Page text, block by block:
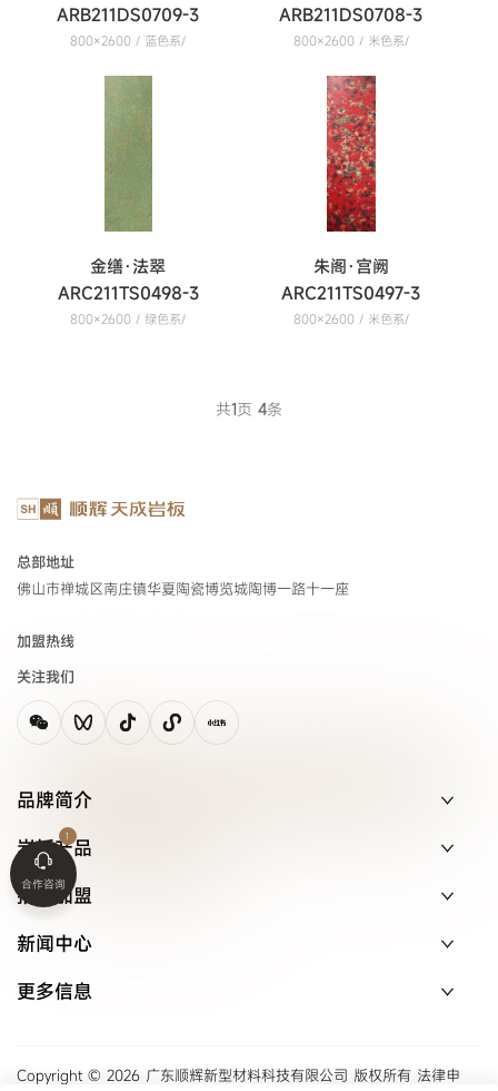
ARB211DS0709-3
800×2600 / 蓝色系/
ARB211DS0708-3
800×2600 / 米色系/
金缮·法翠
ARC211TS0498-3
800×2600 / 绿色系/
朱阁·宫阙
ARC211TS0497-3
800×2600 / 米色系/
共1页 4条
总部地址
佛山市禅城区南庄镇华夏陶瓷博览城陶博一路十一座
加盟热线
关注我们
品牌简介
岩板产品
招商加盟
新闻中心
更多信息
Copyright © 2026 广东顺辉新型材料科技有限公司 版权所有 法律申
合作咨询